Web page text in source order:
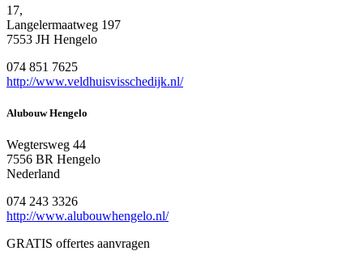
17,
Langelermaatweg 197
7553 JH Hengelo
074 851 7625
http://www.veldhuisvisschedijk.nl/
Alubouw Hengelo
Wegtersweg 44
7556 BR Hengelo
Nederland
074 243 3326
http://www.alubouwhengelo.nl/
GRATIS offertes aanvragen